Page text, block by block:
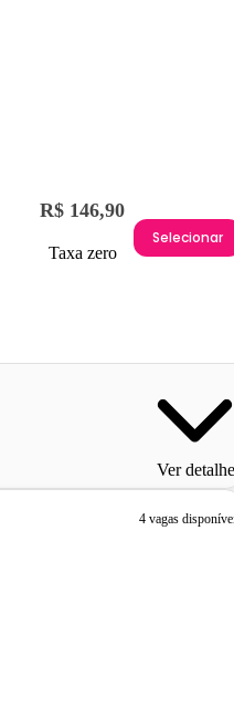
R$ 146,90
Taxa zero
Selecionar
Ver
4 vagas